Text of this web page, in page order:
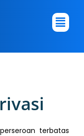
Main
Menu
terbatas